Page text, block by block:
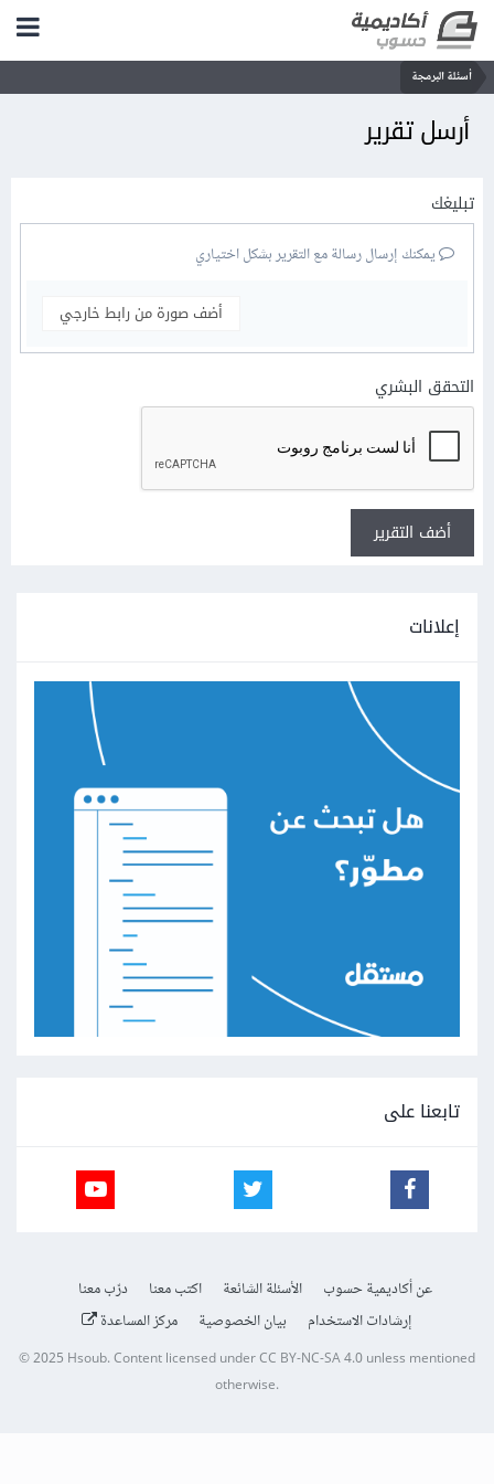
أسئلة البرمجة
أرسل تقرير
تبليغك
يمكنك إرسال رسالة مع التقرير بشكل اختياري
أضف صورة من رابط خارجي
التحقق البشري
أضف التقرير
إعلانات
تابعنا على
عن أكاديمية حسوب الأسئلة الشائعة اكتب معنا
درّب معنا
إرشادات الاستخدام
بيان الخصوصية مركز المساعدة
© 2025 Hsoub.Content licensed underCC BY-NC-SA 4.0unless mentioned
otherwise.